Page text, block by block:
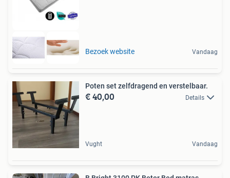
Bezoek website Vandaag
Poten set zelfdragend en verstelbaar.
€ 40,00 Details
Vught Vandaag